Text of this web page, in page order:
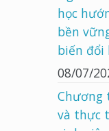
học
bền
biến đổi
08/07/
Chương
và thực